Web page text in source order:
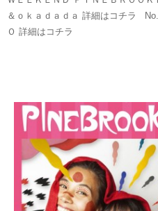
＆ｏｋａｄａｄａ 詳細はコチラ
Ｏ 詳細はコチラ